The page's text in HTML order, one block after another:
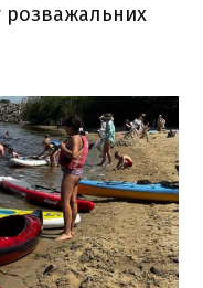
розважальних